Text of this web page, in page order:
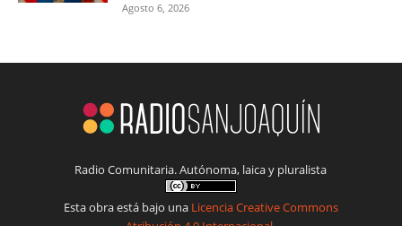
Agosto 6, 2026
Radio Comunitaria. Autónoma, laica y pluralista
Esta obra está bajo una Licencia Creative Commons